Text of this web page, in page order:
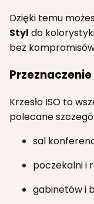
Dzięki temu
Styl do
bez
Krzesło ISO to
polecane
sal
poczekalni i
gabinetów i